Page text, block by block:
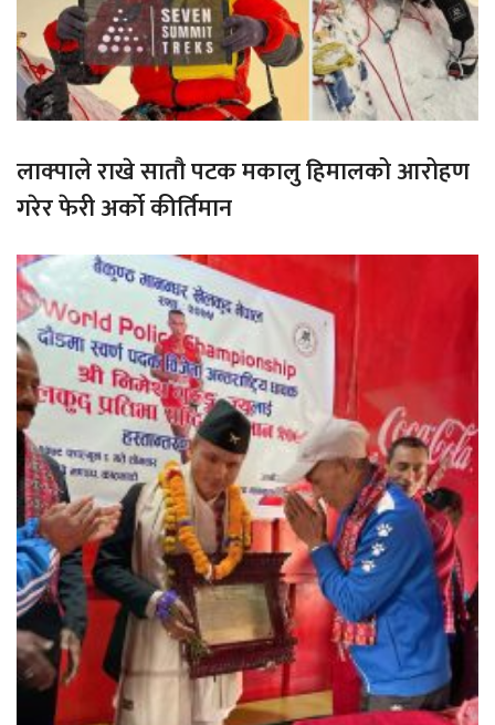
लाक्पाले राखे सातौ पटक मकालु हिमालको आरोहण
गरेर फेरी अर्को कीर्तिमान